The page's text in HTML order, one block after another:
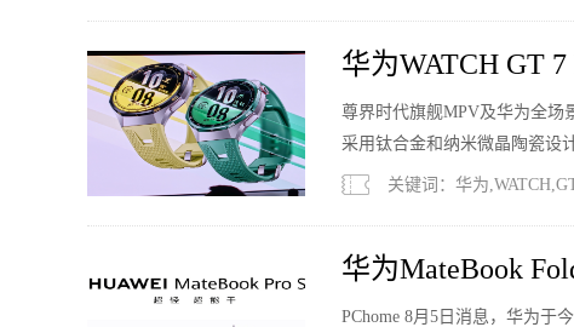
华为WATCH GT
2688元
尊界时代旗舰MPV及华为全场
采用钛合金和纳米微晶陶瓷设
关键词：华为
华为MateBook
元起
PChome 8月5日消息，华为于